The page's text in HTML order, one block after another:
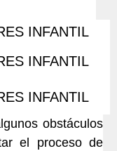
obstáculos
el proceso de